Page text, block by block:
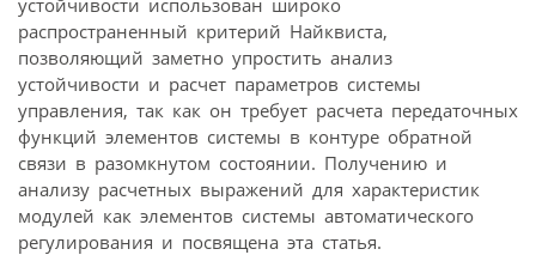
распространенный критерий Найквиста,
позволяющий заметно упростить анализ
устойчивости и расчет параметров системы
управления, так как он требует расчета передаточных
функций элементов системы в контуре обратной
связи в разомкнутом состоянии. Получению и
анализу расчетных выражений для характеристик
модулей как элементов системы автоматического
регулирования и посвящена эта статья.